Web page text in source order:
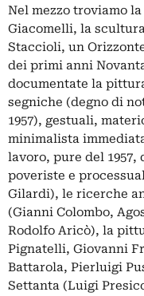
Nel mezzo troviamo
Giacomelli, la
Staccioli, un
dei primi anni
documentate la
segniche (degno di
1957), gestuali,
minimalista
lavoro, pure del 1957,
poveriste e
Gilardi), le ricerche
(Gianni Colombo,
Rodolfo Aricò), la
Pignatelli, Giovanni
Battarola, Pierluigi
Settanta (Luigi